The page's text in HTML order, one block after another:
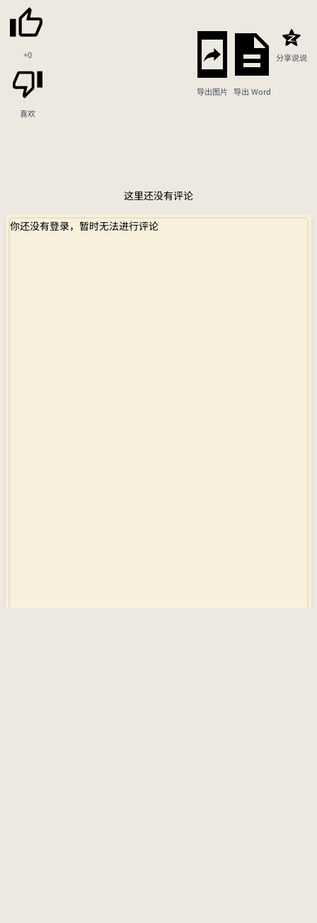
+0
喜欢
导出图片 导出 Word
分享说说
这里还没有评论
你还没有登录，暂时无法进行评论